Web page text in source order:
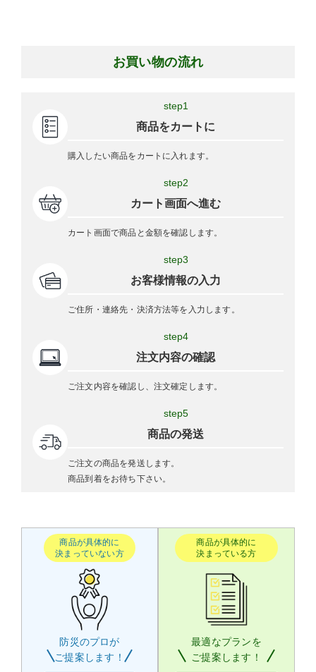
お買い物の流れ
step1
商品をカートに
購入したい商品をカートに入れます。
step2
カート画面へ進む
カート画面で商品と金額を確認します。
step3
お客様情報の入力
ご住所・連絡先・決済方法等を入力します。
step4
注文内容の確認
ご注文内容を確認し、注文確定します。
step5
商品の発送
ご注文の商品を発送します。
商品到着をお待ち下さい。
商品が具体的に
決まっていない方
防災のプロが
ご提案します！
商品が具体的に
決まっている方
最適なプランを
ご提案します！